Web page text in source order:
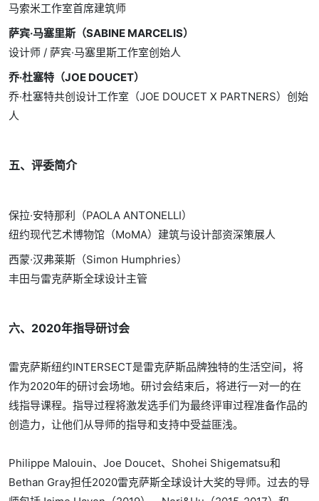
马索米工作室首席建筑师
萨宾·马塞里斯（SABINE MARCELIS）
设计师 / 萨宾·马塞里斯工作室创始人
乔·杜塞特（JOE DOUCET）
乔·杜塞特共创设计工作室（JOE DOUCET X PARTNERS）创始
人
五、评委简介
保拉·安特那利（PAOLA ANTONELLI）
纽约现代艺术博物馆（MoMA）建筑与设计部资深策展人
西蒙·汉弗莱斯（Simon Humphries）
丰田与雷克萨斯全球设计主管
六、2020年指导研讨会
雷克萨斯纽约INTERSECT是雷克萨斯品牌独特的生活空间，将
作为2020年的研讨会场地。研讨会结束后，将进行一对一的在
线指导课程。指导过程将激发选手们为最终评审过程准备作品的
创造力，让他们从导师的指导和支持中受益匪浅。
Philippe Malouin、Joe Doucet、Shohei Shigematsu和
Bethan Gray担任2020雷克萨斯全球设计大奖的导师。过去的导